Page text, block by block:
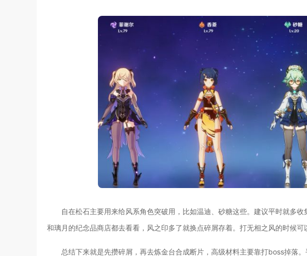
自在松石主要用来给风系角色突破用，比如温迪、砂糖这些。建议平时就多
和璃月的纪念品商店都去看看，风之印多了就换点碎屑存着。打无相之风的时候可
总结下来就是先攒碎屑，再去炼金台合成断片，高级材料主要靠打boss掉落